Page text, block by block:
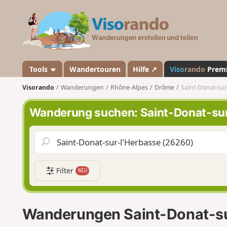
a
n
d
o
Tools Wandertouren Hilfe ↗ Visorando
Visorando Wanderungen Rhône-Alpes Drôme Saint-Donat-
Wanderung suchen: Saint-Donat-
Filter NEU
Wanderungen Saint-Donat-